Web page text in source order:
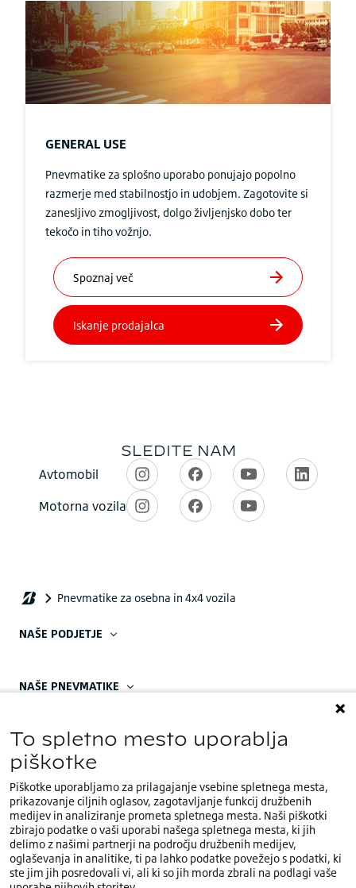
GENERAL USE
Pnevmatike za splošno uporabo ponujajo popolno
razmerje med stabilnostjo in udobjem. Zagotovite si
zanesljivo zmogljivost, dolgo življenjsko dobo ter
tekočo in tiho vožnjo.
NAŠE PODJETJE
NAŠE PNEVMATIKE
OBRNITE SE NA NAS
Naša regionalna podružnica
Obrnite se na nas
To spletno mesto uporablja
piškotke
Piškotke uporabljamo za prilagajanje vsebine spletnega mesta,
prikazovanje ciljnih oglasov, zagotavljanje funkcij družbenih
medijev in analiziranje prometa spletnega mesta. Naši piškotki
zbirajo podatke o vaši uporabi našega spletnega mesta, ki jih
delimo z našimi partnerji na področju družbenih medijev,
oglaševanja in analitike, ti pa lahko podatke povežejo s podatki, ki
ste jim jih posredovali vi, ali ki so jih morda zbrali na podlagi vaše